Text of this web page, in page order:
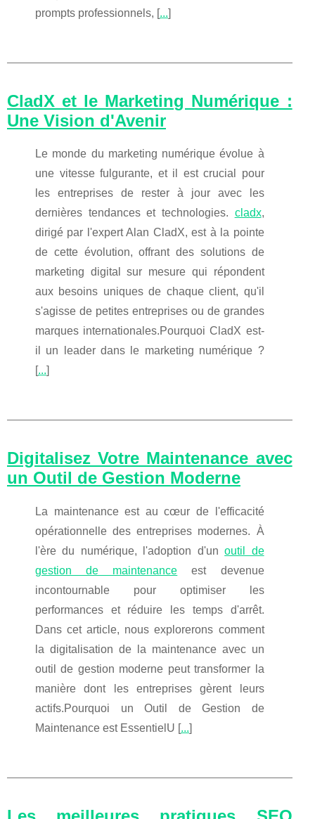
prompts professionnels, [...]
CladX et le Marketing Numérique :
Une Vision d'Avenir
Le monde du marketing numérique évolue à
une vitesse fulgurante, et il est crucial pour
les entreprises de rester à jour avec les
dernières tendances et technologies. cladx,
dirigé par l'expert Alan CladX, est à la pointe
de cette évolution, offrant des solutions de
marketing digital sur mesure qui répondent
aux besoins uniques de chaque client, qu'il
s'agisse de petites entreprises ou de grandes
marques internationales.Pourquoi CladX est-
il un leader dans le marketing numérique ?
[...]
Digitalisez Votre Maintenance avec
un Outil de Gestion Moderne
La maintenance est au cœur de l'efficacité
opérationnelle des entreprises modernes. À
l'ère du numérique, l'adoption d'unoutil de
gestion de maintenance est devenue
incontournable pour optimiser les
performances et réduire les temps d'arrêt.
Dans cet article, nous explorerons comment
la digitalisation de la maintenance avec un
outil de gestion moderne peut transformer la
manière dont les entreprises gèrent leurs
actifs.Pourquoi un Outil de Gestion de
Maintenance est EssentielU [...]